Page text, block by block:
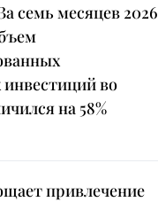
семь месяцев 2026
во
на 58%
привлечение